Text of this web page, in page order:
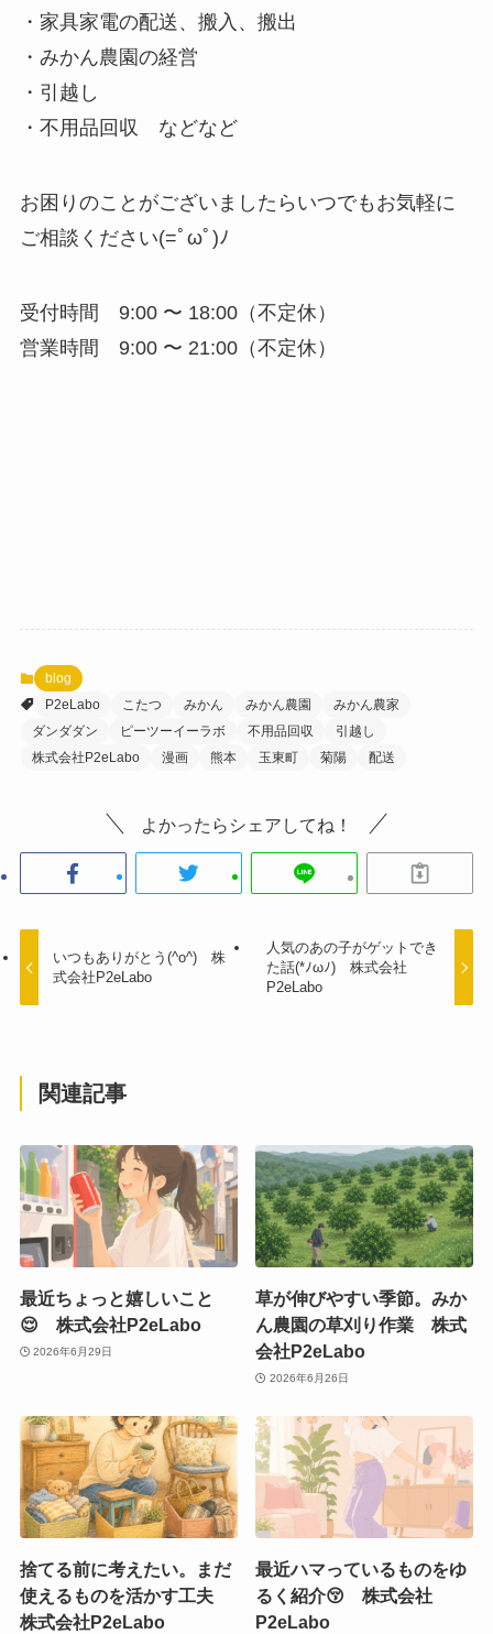
・家具家電の配送、搬入、搬出
・みかん農園の経営
・引越し
・不用品回収 などなど
お困りのことがございましたらいつでもお気軽に
ご相談ください(=ﾟωﾟ)ﾉ
受付時間 9:00 〜 18:00（不定休）
営業時間 9:00 〜 21:00（不定休）
blog
P2eLabo
こたつ みかん みかん農園
みかん農家
ダンダダン
ピーツーイーラボ 不用品回収
引越し
株式会社P2eLabo
漫画 熊本 玉東町 菊陽 配送
よかったらシェアしてね！
いつもありがとう(^o^) 株
式会社P2eLabo
人気のあの子がゲットでき
た話(*ﾉωﾉ) 株式会社
P2eLabo
関連記事
最近ちょっと嬉しいこと
😌 株式会社P2eLabo
2026年6月29日
草が伸びやすい季節。みか
ん農園の草刈り作業 株式
会社P2eLabo
2026年6月26日
捨てる前に考えたい。まだ
使えるものを活かす工夫
株式会社P2eLabo
最近ハマっているものをゆ
るく紹介😚 株式会社
P2eLabo